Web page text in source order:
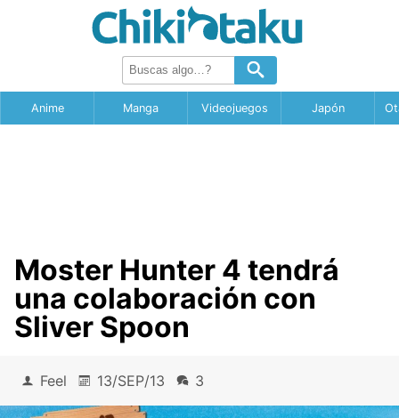
Anime Manga Videojuegos Japón
Moster Hunter 4 tendrá
una colaboración con
Sliver Spoon
Feel 13/SEP/13 3